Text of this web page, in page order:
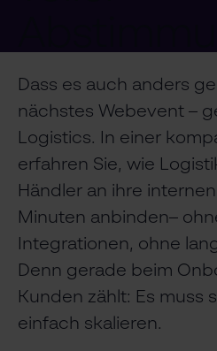
Dass es auch anders
nächstes Webevent –
Logistics. In einer
erfahren Sie, wie
Händler an ihre
Minuten anbinden–
Integrationen, ohne
Denn gerade beim
Kunden zählt: Es muss
einfach skalieren.